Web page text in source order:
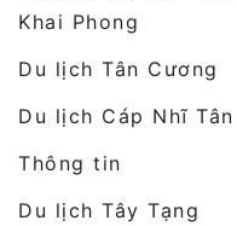
Khai Phong
Du lịch Tân Cương
Du lịch Cáp Nhĩ
Thông tin
Du lịch Tây Tạng